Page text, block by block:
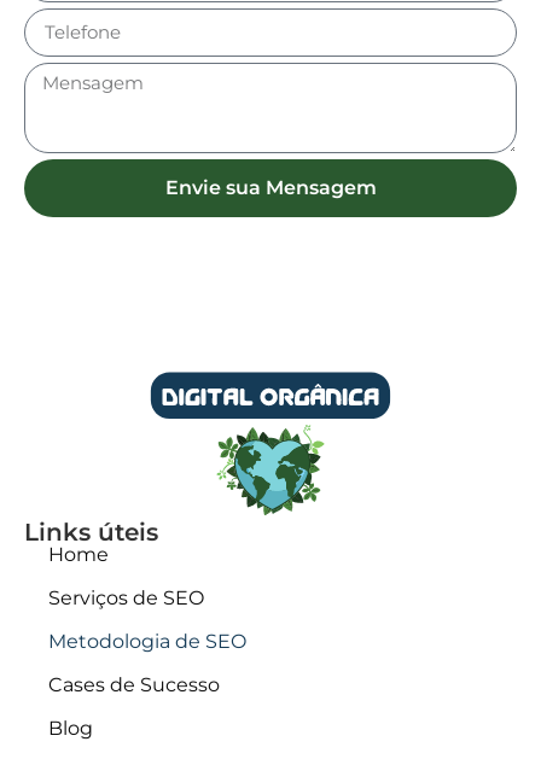
Envie sua Mensagem
Links úteis
Home
Serviços de SEO
Metodologia de SEO
Cases de Sucesso
Blog